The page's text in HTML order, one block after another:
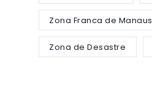
Zona Franca de Manaus
Zona de Desastre